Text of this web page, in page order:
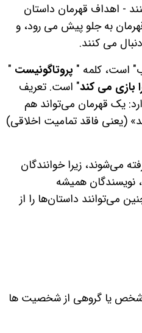
- اهداف قهرمان داستان
به جلو پیش می رود، و
می کنند.
است، کلمه " پروتاگونیست "
می کند" است. تعریف
یک قهرمان می‌تواند هم
(یعنی فاقد تمامیت اخلاقی)
می‌شوند، زیرا خوانندگان
نویسندگان همیشه
می‌توانند داستان‌ها را از
شخص یا گروهی از شخصیت ها